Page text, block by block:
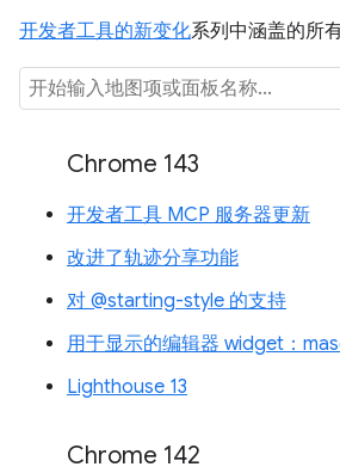
开发者工具的新变化系列中涵盖的所有
Chrome 143
开发者工具 MCP 服务器更新
改进了轨迹分享功能
对 @starting-style 的支持
用于显示的编辑器 widget：
Lighthouse 13
Chrome 142